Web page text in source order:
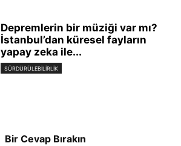
Depremlerin bir müziği var mı?
İstanbul’dan küresel fayların
yapay zeka ile...
SÜRDÜRÜLEBILIRLIK
Bir Cevap Bırakın